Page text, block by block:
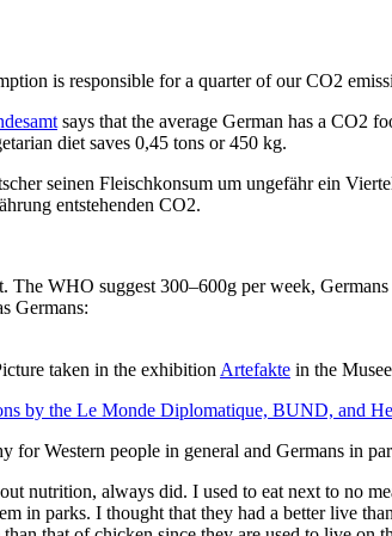
is responsible for a quarter of our CO2
says that the average German has a CO2
diet saves 0,45 tons or 450 kg.
seinen Fleischkonsum um ungefähr ein
entstehenden CO2.
The WHO suggest 300–600g per week,
Germans:
taken in the exhibition Artefakte in the
by the Le Monde Diplomatique, BUND, and
for Western people in general and Germans in
nutrition, always did. I used to eat next to no
in parks. I thought that they had a better live